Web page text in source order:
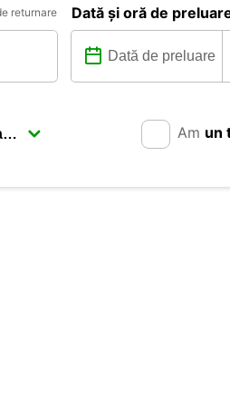
returnare Dată și oră de
Am un